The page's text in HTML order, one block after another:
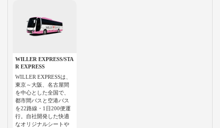
WILLER EXPRESS/STA
R EXPRESS
WILLER EXPRESSは、
東京～大阪、名古屋間
を中心とした全国で、
都市間バスと空港バス
を22路線・1日200便運
行。自社開発した快適
なオリジナルシートや